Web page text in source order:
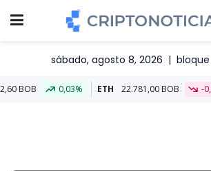
sábado, agosto 8, 2026 | bloque
ETH 22.781,00 BOB -0,11% Aliado